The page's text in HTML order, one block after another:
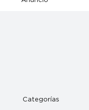
Categorías